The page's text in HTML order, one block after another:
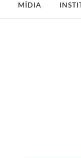
MÍDIA